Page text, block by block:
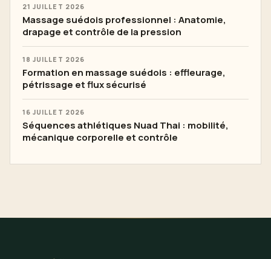
21 JUILLET 2026
Massage suédois professionnel : Anatomie,
drapage et contrôle de la pression
18 JUILLET 2026
Formation en massage suédois : effleurage,
pétrissage et flux sécurisé
16 JUILLET 2026
Séquences athlétiques Nuad Thai : mobilité,
mécanique corporelle et contrôle